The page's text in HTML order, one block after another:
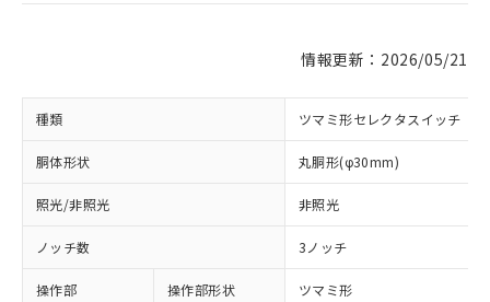
情報更新：2026/05/21
種類 ツマミ形セレクタスイッチ
胴体形状 丸胴形(φ30mm)
照光/非照光 非照光
ノッチ数 3ノッチ
操作部 操作部形状 ツマミ形